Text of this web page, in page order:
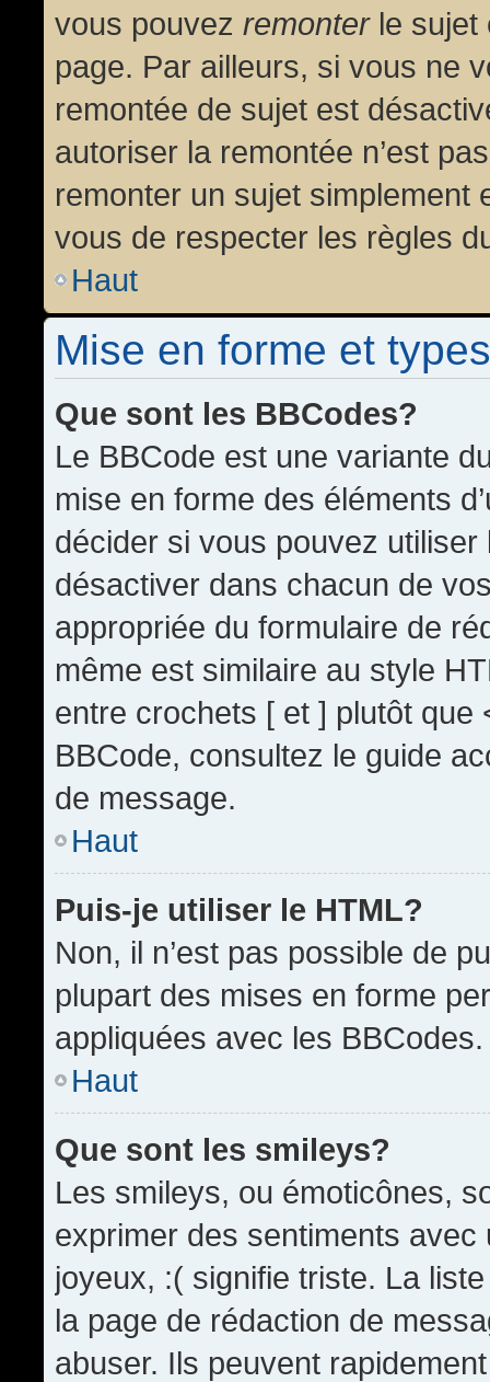
vous pouvez remonterle sujet
page. Par ailleurs, si vous ne
remontée de sujet est
autoriser la remontée n’est
remonter un sujet simplement
vous de respecter les règles
Haut
Mise en forme et
Que sont les BBCodes?
Le BBCode est une variante
mise en forme des éléments
décider si vous pouvez
désactiver dans chacun de
appropriée du formulaire de
même est similaire au style
entre crochets [ et ] plutôt que
BBCode, consultez le guide
de message.
Haut
Puis-je utiliser le HTML?
Non, il n’est pas possible de
plupart des mises en forme
appliquées avec les BBCodes.
Haut
Que sont les smileys?
Les smileys, ou émoticônes,
exprimer des sentiments
joyeux, :( signifie triste. La
la page de rédaction de
abuser. Ils peuvent